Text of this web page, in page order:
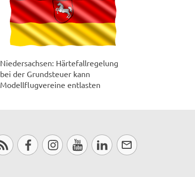
Niedersachsen: Härtefallregelung
bei der Grundsteuer kann
Modellflugvereine entlasten